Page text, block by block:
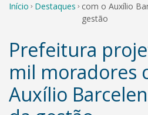
Início Destaques
com o Auxílio
gestão
Prefeitura
mil moradores
Auxílio